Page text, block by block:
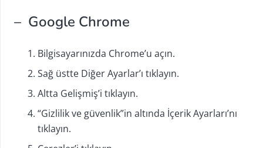
– Google Chrome
Bilgisayarınızda Chrome’u açın.
Sağ üstte Diğer Ayarlar’ı tıklayın.
Altta Gelişmiş’i tıklayın.
“Gizlilik ve güvenlik”in altında İçerik Ayarları’nı
tıklayın.